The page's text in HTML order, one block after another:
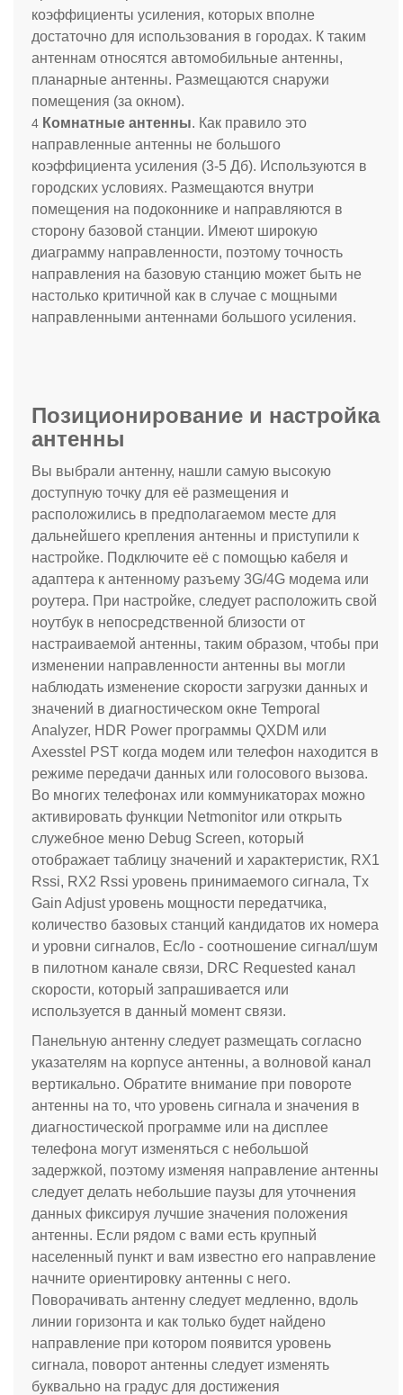
коэффициенты усиления, которых вполне
достаточно для использования в городах. К таким
антеннам относятся автомобильные антенны,
планарные антенны. Размещаются снаружи
помещения (за окном).
Комнатные антенны. Как правило это
направленные антенны не большого
коэффициента усиления (3-5 Дб). Используются в
городских условиях. Размещаются внутри
помещения на подоконнике и направляются в
сторону базовой станции. Имеют широкую
диаграмму направленности, поэтому точность
направления на базовую станцию может быть не
настолько критичной как в случае с мощными
направленными антеннами большого усиления.
Позиционирование и настройка
антенны
Вы выбрали антенну, нашли самую высокую
доступную точку для её размещения и
расположились в предполагаемом месте для
дальнейшего крепления антенны и приступили к
настройке. Подключите её с помощью кабеля и
адаптера к антенному разъему 3G/4G модема или
роутера. При настройке, следует расположить свой
ноутбук в непосредственной близости от
настраиваемой антенны, таким образом, чтобы при
изменении направленности антенны вы могли
наблюдать изменение скорости загрузки данных и
значений в диагностическом окне Temporal
Analyzer, HDR Power программы QXDM или
Axesstel PST когда модем или телефон находится в
режиме передачи данных или голосового вызова.
Во многих телефонах или коммуникаторах можно
активировать функции Netmonitor или открыть
служебное меню Debug Screen, который
отображает таблицу значений и характеристик, RX1
Rssi, RX2 Rssi уровень принимаемого сигнала, Tx
Gain Adjust уровень мощности передатчика,
количество базовых станций кандидатов их номера
и уровни сигналов, Ec/Io - соотношение сигнал/шум
в пилотном канале связи, DRC Requested канал
скорости, который запрашивается или
используется в данный момент связи.
Панельную антенну следует размещать согласно
указателям на корпусе антенны, а волновой канал
вертикально. Обратите внимание при повороте
антенны на то, что уровень сигнала и значения в
диагностической программе или на дисплее
телефона могут изменяться с небольшой
задержкой, поэтому изменяя направление антенны
следует делать небольшие паузы для уточнения
данных фиксируя лучшие значения положения
антенны. Если рядом с вами есть крупный
населенный пункт и вам известно его направление
начните ориентировку антенны с него.
Поворачивать антенну следует медленно, вдоль
линии горизонта и как только будет найдено
направление при котором появится уровень
сигнала, поворот антенны следует изменять
буквально на градус для достижения